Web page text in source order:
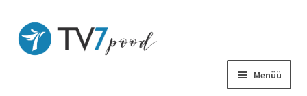
Liigu
navigeerimisele
Liigu
sisu
juurde
Menüü